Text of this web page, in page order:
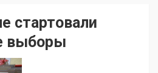
стартовали
выборы